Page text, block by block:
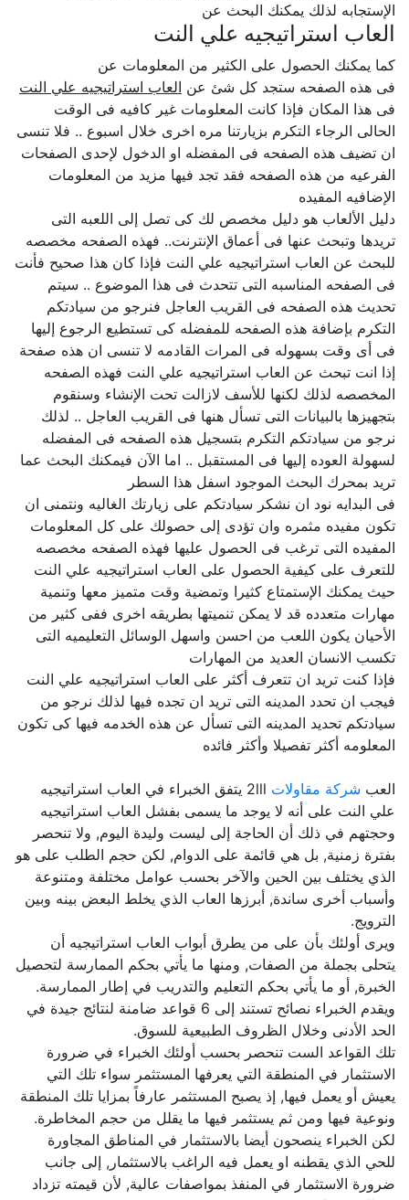
الإستجابه لذلك يمكنك البحث عن
العاب استراتيجيه علي النت
كما يمكنك الحصول على الكثير من المعلومات عن
فى هذه الصفحه ستجد كل شئ عنالعاب استراتيجيه علي النت
فى هذا المكان فإذا كانت المعلومات غير كافيه فى الوقت
الحالى الرجاء التكرم بزيارتنا مره اخرى خلال اسبوع .. فلا تنسى
ان تضيف هذه الصفحه فى المفضله او الدخول لإحدى الصفحات
الفرعيه من هذه الصفحه فقد تجد فيها مزيد من المعلومات
الإضافيه المفيده
دليل الألعاب هو دليل مخصص لك كى تصل إلى اللعبه التى
تريدها وتبحث عنها فى أعماق الإنترنت.. فهذه الصفحه مخصصه
للبحث عن العاب استراتيجيه علي النت فإذا كان هذا صحيح فأنت
فى الصفحه المناسبه التى تتحدث فى هذا الموضوع .. سيتم
تحديث هذه الصفحه فى القريب العاجل فنرجو من سيادتكم
التكرم بإضافة هذه الصفحه للمفضله كى تستطيع الرجوع إليها
فى أى وقت بسهوله فى المرات القادمه لا تنسى ان هذه صفحة
إذا انت تبحث عن العاب استراتيجيه علي النت فهذه الصفحه
المخصصه لذلك لكنها للأسف لازالت تحت الإنشاء وسنقوم
بتجهيزها بالبيانات التى تسأل هنها فى القريب العاجل .. لذلك
نرجو من سيادتكم التكرم بتسجيل هذه الصفحه فى المفضله
لسهولة العوده إليها فى المستقبل .. اما الآن فيمكنك البحث عما
تريد بمحرك البحث الموجود اسفل هذا السطر
فى البدايه نود ان نشكر سيادتكم على زيارتك الغاليه ونتمنى ان
تكون مفيده مثمره وان تؤدى إلى حصولك على كل المعلومات
المفيده التى ترغب فى الحصول عليها فهذه الصفحه مخصصه
للتعرف على كيفية الحصول على العاب استراتيجيه علي النت
حيث يمكنك الإستمتاع كثيرا وتمضية وقت متميز معها وتنمية
مهارات متعدده قد لا يمكن تنميتها بطريقه اخرى ففى كثير من
الأحيان يكون اللعب من احسن واسهل الوسائل التعليميه التى
تكسب الانسان العديد من المهارات
فإذا كنت تريد ان تتعرف أكثر على العاب استراتيجيه علي النت
فيجب ان تحدد المدينه التى تريد ان تجده فيها لذلك نرجو من
سيادتكم تحديد المدينه التى تسأل عن هذه الخدمه فيها كى تكون
المعلومه أكثر تفصيلا وأكثر فائده
العبشركة مقاولات
2lll يتفق الخبراء في العاب استراتيجيه
علي النت على أنه لا يوجد ما يسمى بفشل العاب استراتيجيه
وحجتهم في ذلك أن الحاجة إلى ليست وليدة اليوم, ولا تنحصر
بفترة زمنية, بل هي قائمة على الدوام, لكن حجم الطلب على هو
الذي يختلف بين الحين والآخر بحسب عوامل مختلفة ومتنوعة
وأسباب أخرى ساندة, أبرزها العاب الذي يخلط البعض بينه وبين
الترويج.
ويرى أولئك بأن على من يطرق أبواب العاب استراتيجيه أن
يتحلى بجملة من الصفات, ومنها ما يأتي بحكم الممارسة لتحصيل
الخبرة, أو ما يأتي بحكم التعليم والتدريب في إطار الممارسة.
ويقدم الخبراء نصائح تستند إلى 6 قواعد ضامنة لنتائج جيدة في
الحد الأدنى وخلال الظروف الطبيعية للسوق.
تلك القواعد الست تنحصر بحسب أولئك الخبراء في ضرورة
الاستثمار في المنطقة التي يعرفها المستثمر سواء تلك التي
يعيش أو يعمل فيها, إذ يصبح المستثمر عارفاً بمزايا تلك المنطقة
ونوعية فيها ومن ثم يستثمر فيها ما يقلل من حجم المخاطرة.
لكن الخبراء ينصحون أيضا بالاستثمار في المناطق المجاورة
للحي الذي يقطنه او يعمل فيه الراغب بالاستثمار, إلى جانب
ضرورة الاستثمار في المنفذ بمواصفات عالية, لأن قيمته تزداد